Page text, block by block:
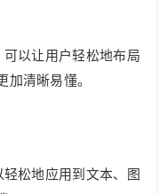
以让用户轻松地布局
清晰易懂。
松地应用到文本、图